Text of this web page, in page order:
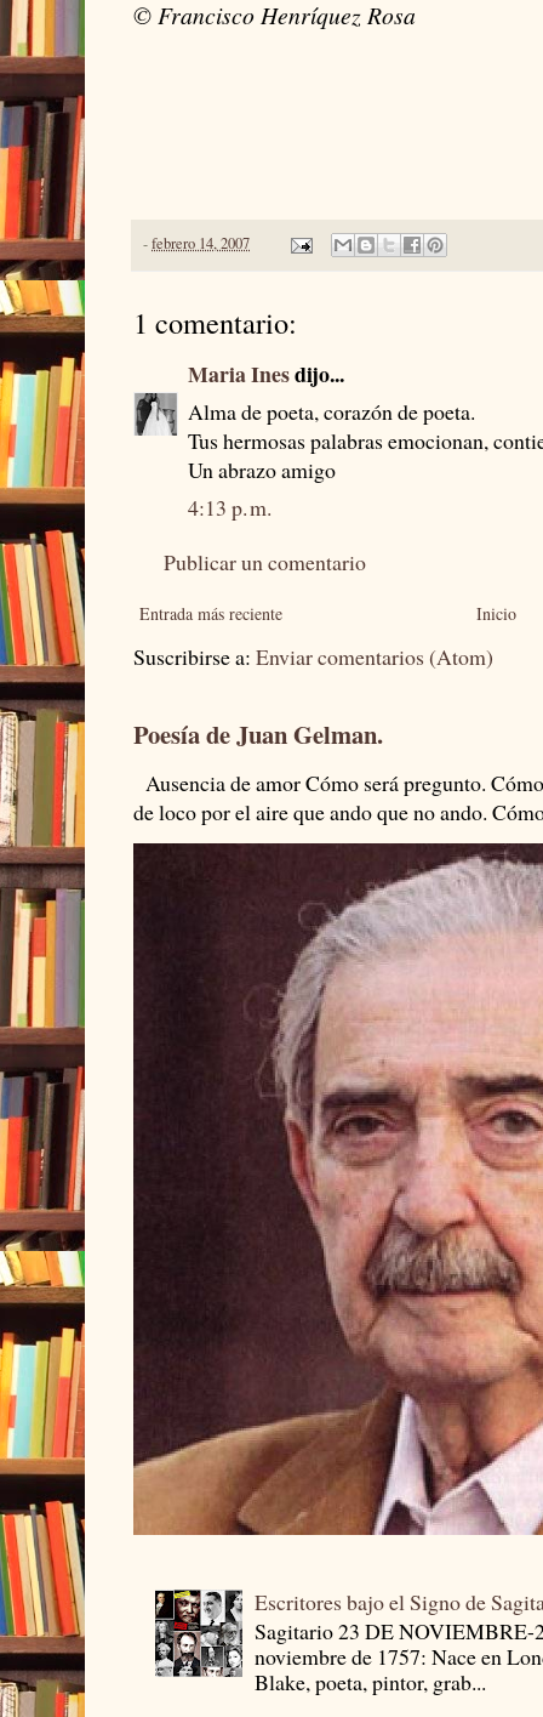
© Francisco Henríquez Rosa
-febrero 14, 2007
1 comentario:
Maria Inesdijo...
Alma de poeta, corazón de poeta.
Tus hermosas palabras emocionan,
Un abrazo amigo
4:13 p. m.
Publicar un comentario
Entrada más reciente Inicio
Suscribirse a: Enviar comentarios (Atom)
Poesía de Juan Gelman.
Ausencia de amor Cómo será pregunto.
de loco por el aire que ando que no ando.
Escritores bajo el Signo de
Sagitario 23 DE
noviembre de 1757: Nace en
Blake, poeta, pintor, grab...